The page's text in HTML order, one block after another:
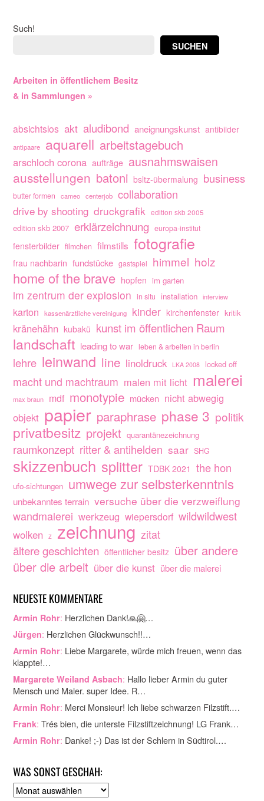
Such!
SUCHEN
Arbeiten in öffentlichem Besitz
& in Sammlungen »
absichtslos akt aludibond aneignungskunst antibilder
antipaare aquarell arbeitstagebuch
arschloch corona aufträge ausnahmswaisen
ausstellungen batoni bsltz-übermalung business
butter formen cameo centerjob collaboration
drive by shooting druckgrafik edition skb 2005
edition skb 2007 erklärzeichnung europa-institut
fensterbilder filmchen filmstills fotografie
frau nachbarin fundstücke gastspiel himmel holz
home of the brave hopfen im garten
im zentrum der explosion in situ installation interview
karton kassenärztliche vereinigung kinder kirchenfenster kritik
kränehähn kubakü kunst im öffentlichen Raum
landschaft leading to war leben & arbeiten in berlin
lehre leinwand line linoldruck LKA 2008 locked off
macht und machtraum malen mit licht malerei
max braun mdf monotypie mücken nicht abwegig
objekt papier paraphrase phase 3 politik
privatbesitz projekt quarantänezeichnung
raumkonzept ritter & antihelden saar SHG
skizzenbuch splitter TDBK 2021 the hon
ufo-sichtungen umwege zur selbsterkenntnis
unbekanntes terrain versuche über die verzweiflung
wandmalerei werkzeug wiepersdorf wildwildwest
wolken z zeichnung zitat
ältere geschichten öffentlicher besitz über andere
über die arbeit über die kunst über die malerei
NEUESTE KOMMENTARE
Armin Rohr: Herzlichen Dank!🙏🤗…
Jürgen: Herzlichen Glückwunsch!!…
Armin Rohr: Liebe Margarete, würde mich freuen, wenn das
klappte!…
Margarete Weiland Asbach: Hallo lieber Armin du guter
Mensch und Maler. super Idee. R…
Armin Rohr: Merci Monsieur! Ich liebe schwarzen Filzstift.…
Frank: Trés bien, die unterste Filzstiftzeichnung! LG Frank…
Armin Rohr: Danke! ;-) Das ist der Schlern in Südtirol.…
WAS SONST GESCHAH:
A